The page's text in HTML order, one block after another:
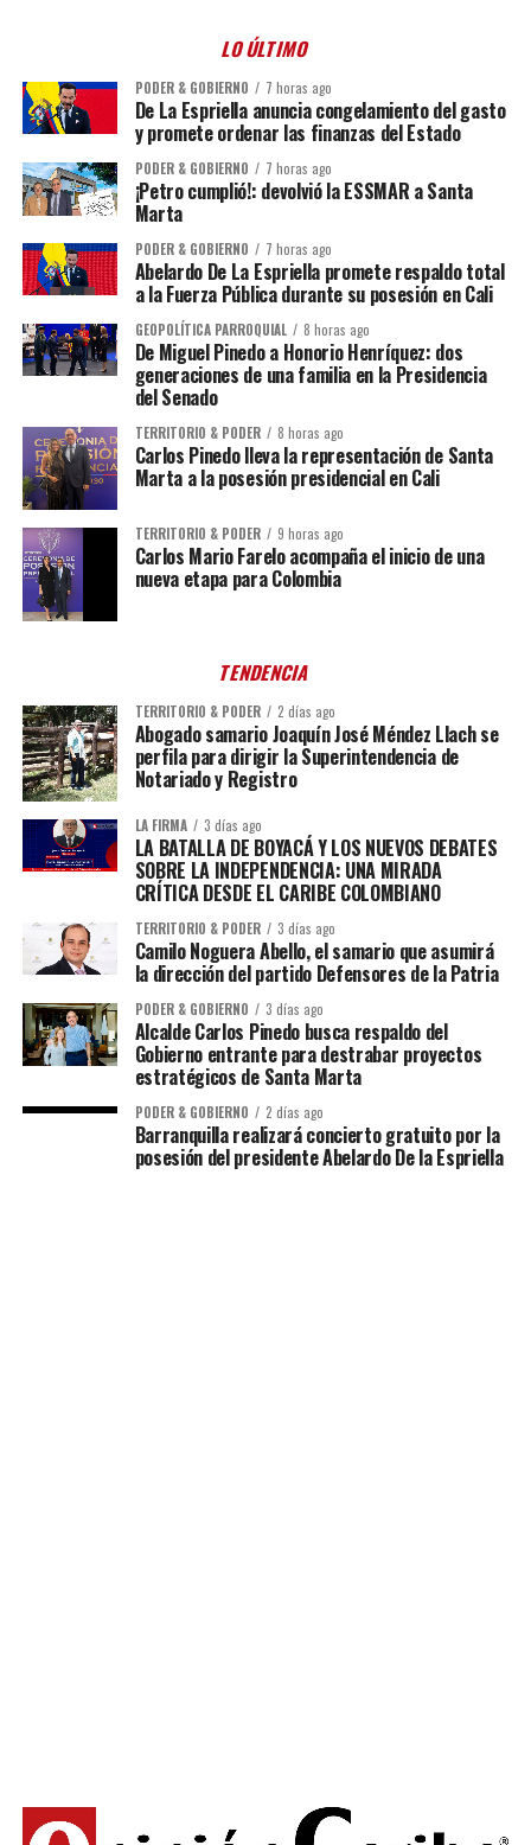
LO ÚLTIMO
PODER & GOBIERNO 7 horas ago
De La Espriella anuncia congelamiento del gasto
y promete ordenar las finanzas del Estado
PODER & GOBIERNO 7 horas ago
¡Petro cumplió!: devolvió la ESSMAR a Santa
Marta
PODER & GOBIERNO 7 horas ago
Abelardo De La Espriella promete respaldo total
a la Fuerza Pública durante su posesión en Cali
GEOPOLÍTICA PARROQUIAL 8 horas ago
De Miguel Pinedo a Honorio Henríquez: dos
generaciones de una familia en la Presidencia
del Senado
TERRITORIO & PODER 8 horas ago
Carlos Pinedo lleva la representación de Santa
Marta a la posesión presidencial en Cali
TERRITORIO & PODER 9 horas ago
Carlos Mario Farelo acompaña el inicio de una
nueva etapa para Colombia
TENDENCIA
TERRITORIO & PODER 2 días ago
Abogado samario Joaquín José Méndez Llach se
perfila para dirigir la Superintendencia de
Notariado y Registro
LA FIRMA 3 días ago
LA BATALLA DE BOYACÁ Y LOS NUEVOS DEBATES
SOBRE LA INDEPENDENCIA: UNA MIRADA
CRÍTICA DESDE EL CARIBE COLOMBIANO
TERRITORIO & PODER 3 días ago
Camilo Noguera Abello, el samario que asumirá
la dirección del partido Defensores de la Patria
PODER & GOBIERNO 3 días ago
Alcalde Carlos Pinedo busca respaldo del
Gobierno entrante para destrabar proyectos
estratégicos de Santa Marta
PODER & GOBIERNO 2 días ago
Barranquilla realizará concierto gratuito por la
posesión del presidente Abelardo De la Espriella